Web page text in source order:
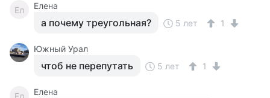
Ел Елена
а почему треугольная? 5 лет 1
Южный Урал
чтоб не перепутать 5 лет 1
Ел Елена